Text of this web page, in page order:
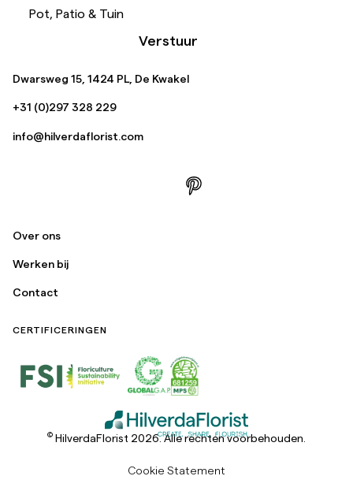
Pot, Patio & Tuin
Verstuur
Dwarsweg 15, 1424 PL, De Kwakel
+31 (0)297 328 229
info@hilverdaflorist.com
Over ons
Werken bij
Contact
CERTIFICERINGEN
© HilverdaFlorist 2026. Alle rechten voorbehouden.
Cookie Statement